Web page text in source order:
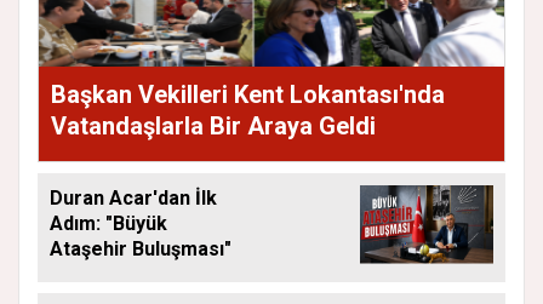
Başkan Vekilleri Kent Lokantası'nda
Vatandaşlarla Bir Araya Geldi
Duran Acar'dan İlk
Adım: "Büyük
Ataşehir Buluşması"